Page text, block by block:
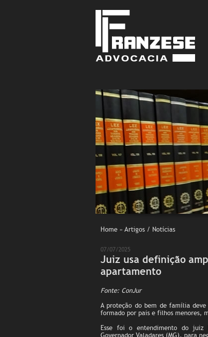
Home » Artigos / Notícias
07/07/2025
Juiz usa definição
apartamento
Fonte: ConJur
A proteção do bem de família
formado por pais e filhos menores,
Esse foi o entendimento do juiz